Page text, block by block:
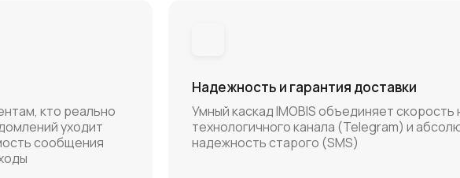
Умный каскад IMOBIS объединяет скорость
технологичного канала (Telegram) и
надежность старого (SMS)
Надежность и гарантия доставки
кто реально
уходит
сообщения